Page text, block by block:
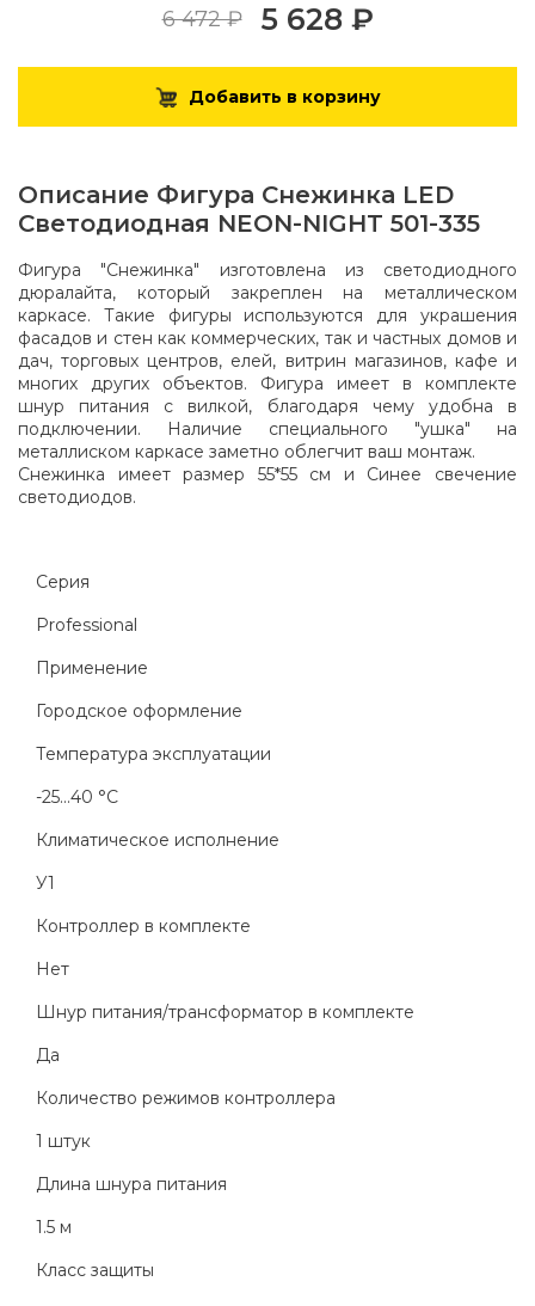
6 472 ₽ 5 628 ₽
Добавить в корзину
Описание Фигура Снежинка LED
Светодиодная NEON-NIGHT 501-335
Фигура "Снежинка" изготовлена из светодиодного
дюралайта, который закреплен на металлическом
каркасе. Такие фигуры используются для украшения
фасадов и стен как коммерческих, так и частных домов и
дач, торговых центров, елей, витрин магазинов, кафе и
многих других объектов. Фигура имеет в комплекте
шнур питания с вилкой, благодаря чему удобна в
подключении. Наличие специального "ушка" на
металлиском каркасе заметно облегчит ваш монтаж.
Снежинка имеет размер 55*55 см и Синее свечение
светодиодов.
Серия
Professional
Применение
Городское оформление
Температура эксплуатации
-25...40 °C
Климатическое исполнение
У1
Контроллер в комплекте
Нет
Шнур питания/трансформатор в комплекте
Да
Количество режимов контроллера
1 штук
Длина шнура питания
1.5 м
Класс защиты